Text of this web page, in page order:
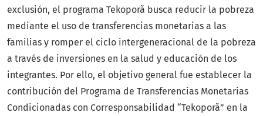
exclusión, el programa Tekoporã busca reducir la pobreza
mediante el uso de transferencias monetarias a las
familias y romper el ciclo intergeneracional de la pobreza
a través de inversiones en la salud y educación de los
integrantes. Por ello, el objetivo general fue establecer la
contribución del Programa de Transferencias Monetarias
Condicionadas con Corresponsabilidad “Tekoporã” en la